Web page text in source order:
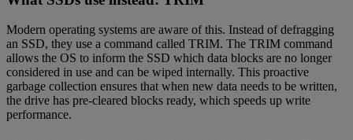
Modern operating systems are aware of this. Instead of defragging
an SSD, they use a command called TRIM. The TRIM command
allows the OS to inform the SSD which data blocks are no longer
considered in use and can be wiped internally. This proactive
garbage collection ensures that when new data needs to be written,
the drive has pre-cleared blocks ready, which speeds up write
performance.